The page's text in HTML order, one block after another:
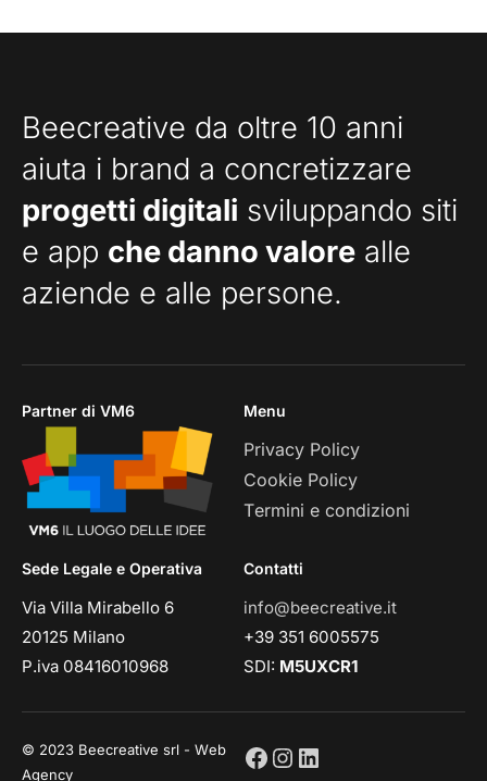
Beecreative da oltre 10 anni
aiuta i brand a concretizzare
progetti digitali sviluppando siti
e app che danno valore alle
aziende e alle persone.
Partner di VM6 Menu
Privacy Policy
Cookie Policy
Termini e condizioni
Sede Legale e Operativa
Via Villa Mirabello 6
20125 Milano
P.iva 08416010968
Contatti
info@beecreative.it
+39 351 6005575
SDI: M5UXCR1
© 2023 Beecreative srl - Web
Agency